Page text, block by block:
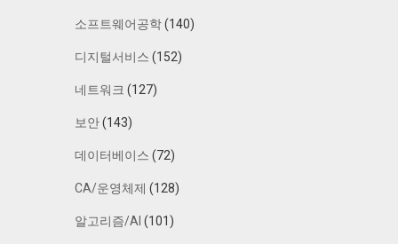
소프트웨어공학(140)
디지털서비스 (152)
네트워크 (127)
보안(143)
데이터베이스 (72)
CA/운영체제 (128)
알고리즘/AI (101)